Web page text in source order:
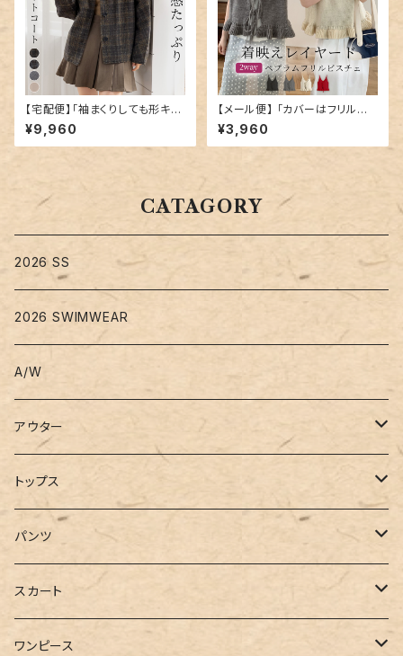
【宅配便】「袖まくりしても形キー
プ」コート ショート丈 レディース
きれいめ 長袖／tops2300
¥9,960
【メール便】 「カバーはフリルに
混ぜる」ニットビスチェ ペプラム
フリル キャミソール／tops241
2
¥3,960
CATAGORY
2026 SS
2026 SWIMWEAR
A/W
アウター
コート
ジャケット
ブルゾン
ロングシャツ
トップス
Tシャツ
カットソー
半袖
スウェット・パーカー
パンツ
デニム
スキニー
スカート
ロング
ワンピース